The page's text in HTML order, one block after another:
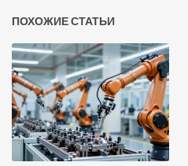
ПОХОЖИЕ СТАТЬИ